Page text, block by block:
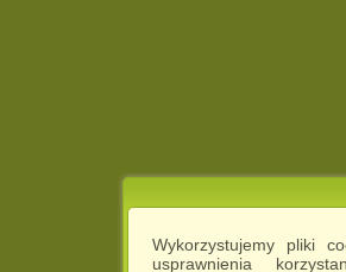
Wykorzystujemy pliki
usprawnienia